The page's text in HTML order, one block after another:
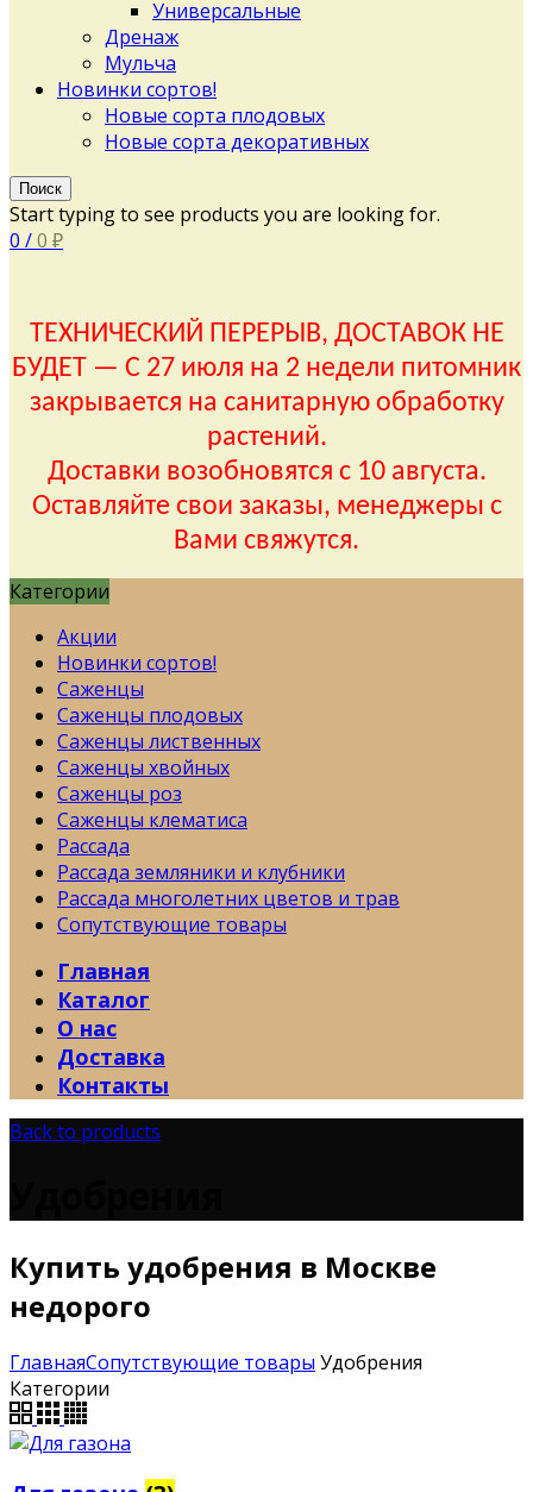
Универсальные
Дренаж
Мульча
Новинки сортов!
Новые сорта плодовых
Новые сорта декоративных
Поиск
Start typing to see products you are looking for.
0 /0 ₽
ТЕХНИЧЕСКИЙ ПЕРЕРЫВ, ДОСТАВОК НЕ
БУДЕТ — С 27 июля на 2 недели питомник
закрывается на санитарную обработку
растений.
Доставки возобновятся с 10 августа.
Оставляйте свои заказы, менеджеры с
Вами свяжутся.
Категории
Акции
Новинки сортов!
Саженцы
Саженцы плодовых
Саженцы лиственных
Саженцы хвойных
Саженцы роз
Саженцы клематиса
Рассада
Рассада земляники и клубники
Рассада многолетних цветов и трав
Сопутствующие товары
Главная
Каталог
О нас
Доставка
Контакты
Back to products
Купить удобрения в Москве
недорого
ГлавнаяСопутствующие товары Удобрения
Категории